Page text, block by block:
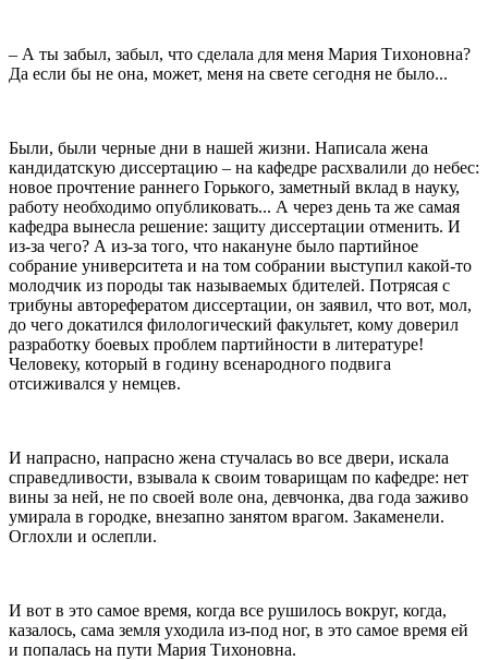
– А ты забыл, забыл, что сделала для меня Мария Тихоновна?
Да если бы не она, может, меня на свете сегодня не было...
Были, были черные дни в нашей жизни. Написала жена
кандидатскую диссертацию – на кафедре расхвалили до небес:
новое прочтение раннего Горького, заметный вклад в науку,
работу необходимо опубликовать... А через день та же самая
кафедра вынесла решение: защиту диссертации отменить. И
из-за чего? А из-за того, что накануне было партийное
собрание университета и на том собрании выступил какой-то
молодчик из породы так называемых бдителей. Потрясая с
трибуны авторефератом диссертации, он заявил, что вот, мол,
до чего докатился филологический факультет, кому доверил
разработку боевых проблем партийности в литературе!
Человеку, который в годину всенародного подвига
отсиживался у немцев.
И напрасно, напрасно жена стучалась во все двери, искала
справедливости, взывала к своим товарищам по кафедре: нет
вины за ней, не по своей воле она, девчонка, два года заживо
умирала в городке, внезапно занятом врагом. Закаменели.
Оглохли и ослепли.
И вот в это самое время, когда все рушилось вокруг, когда,
казалось, сама земля уходила из-под ног, в это самое время ей
и попалась на пути Мария Тихоновна.